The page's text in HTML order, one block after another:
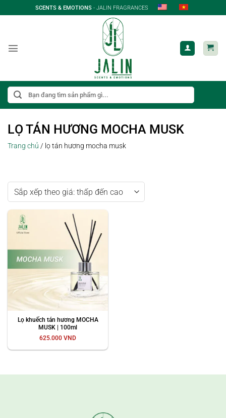
qua
SCENTS & EMOTIONS - JALIN FRAGRANCES
Tìm
kiếm:
LỌ TÁN HƯƠNG MOCHA MUSK
Trang chủ / lọ tán hương mocha musk
Lọ khuếch tán hương MOCHA
MUSK | 100ml
625.000 VND